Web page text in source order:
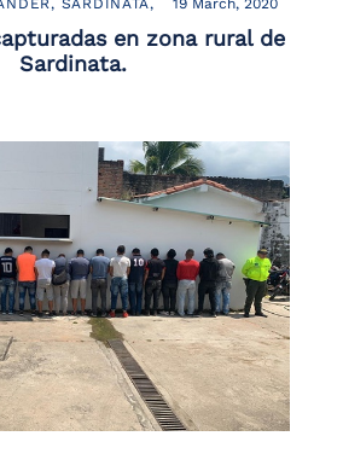
SARDINATA 19 March, 2020
en zona rural de
Sardinata.